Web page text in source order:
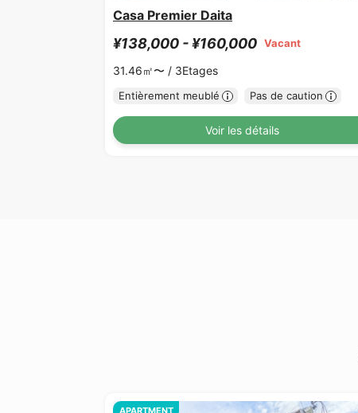
Casa Premier Daita
¥138,000 - ¥160,000 Vacant
31.46㎡〜 / 3Etages
Entièrement meublé Pas de caution
Voir les détails
APARTMENT